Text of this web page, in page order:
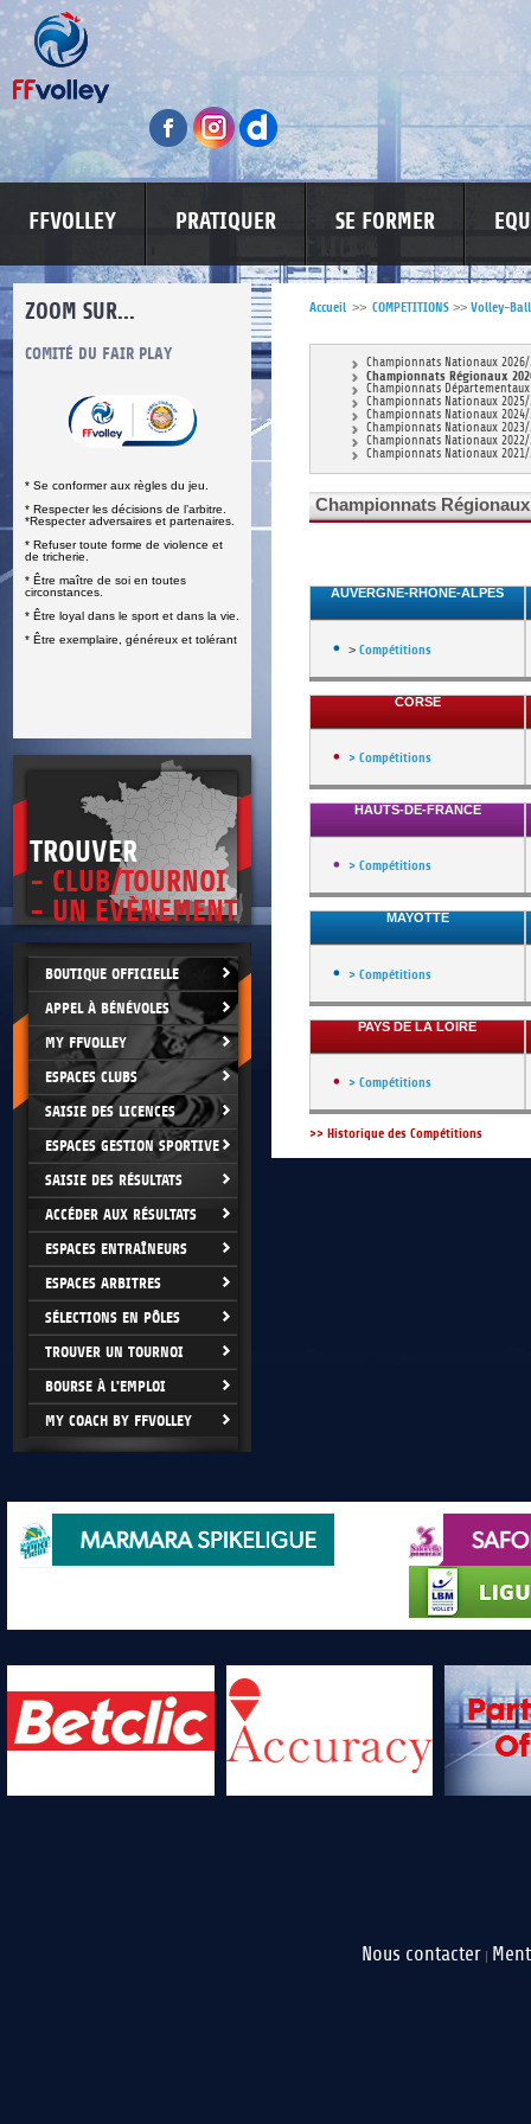
FFVOLLEY PRATIQUER SE FORMER
ZOOM SUR...
COMITÉ DU FAIR PLAY
* Se conformer aux règles du jeu.
* Respecter les décisions de l’arbitre.
*Respecter adversaires et partenaires.
* Refuser toute forme de violence et
de tricherie.
* Être maître de soi en toutes
circonstances.
* Être loyal dans le sport et dans la vie.
* Être exemplaire, généreux et tolérant
LUTTE CONTRE LES VIOLENCES MA PETITE
TROUVER
- CLUB/TOURNOI
- UN EVÈNEMENT
BOUTIQUE OFFICIELLE
APPEL À BÉNÉVOLES
MY FFVOLLEY
ESPACES CLUBS
SAISIE DES LICENCES
ESPACES GESTION SPORTIVE
SAISIE DES RÉSULTATS
ACCÉDER AUX RÉSULTATS
ESPACES ENTRAÎNEURS
ESPACES ARBITRES
SÉLECTIONS EN PÔLES
TROUVER UN TOURNOI
BOURSE À L'EMPLOI
MY COACH BY FFVOLLEY
Accueil >> COMPETITIONS >> Volley-Ball
Championnats Nationaux 2026/
Championnats Régionaux
Championnats
Championnats Nationaux 2025/
Championnats Nationaux 2024/
Championnats Nationaux 2023/
Championnats Nationaux 2022/
Championnats Nationaux 2021/
Championnats Régionaux
AUVERGNE-RHÔNE-ALPES
> Compétitions
CORSE
> Compétitions
HAUTS-DE-FRANCE
> Compétitions
MAYOTTE
> Compétitions
PAYS DE LA LOIRE
> Compétitions
>> Historique des Compétitions
Nous contacter |